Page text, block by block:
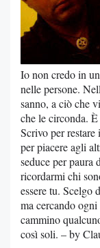
Io non credo in
nelle persone.
sanno, a ciò che
che le circonda.
Scrivo per
per piacere agli
seduce per paura
ricordarmi chi
essere tu. Scelgo
ma cercando
cammino
così soli. – by